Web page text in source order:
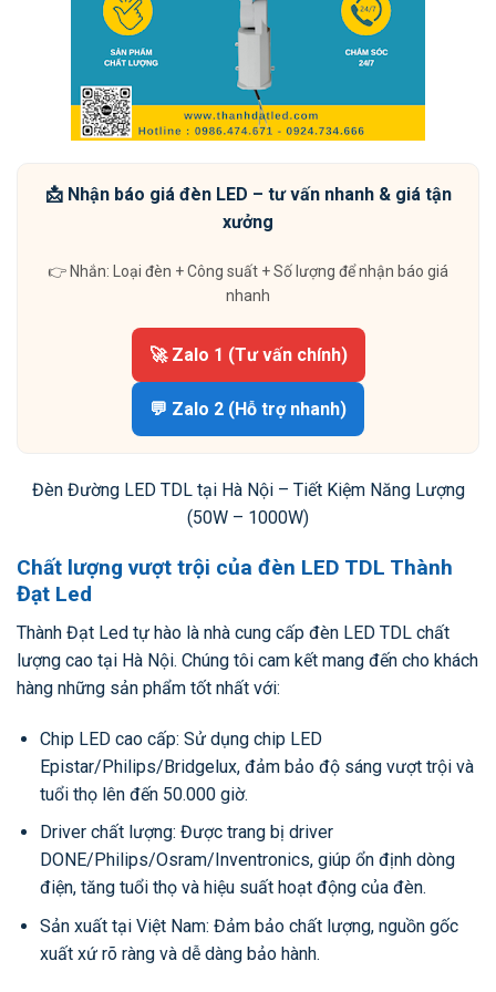
📩 Nhận báo giá đèn LED – tư vấn nhanh & giá tận
xưởng
👉 Nhắn: Loại đèn + Công suất + Số lượng để nhận báo giá
nhanh
🚀 Zalo 1 (Tư vấn chính)
💬 Zalo 2 (Hỗ trợ nhanh)
Đèn Đường LED TDL tại Hà Nội – Tiết Kiệm Năng Lượng
(50W – 1000W)
Chất lượng vượt trội của đèn LED TDL Thành
Đạt Led
Thành Đạt Led tự hào là nhà cung cấp đèn LED TDL chất
lượng cao tại Hà Nội. Chúng tôi cam kết mang đến cho khách
hàng những sản phẩm tốt nhất với:
Chip LED cao cấp: Sử dụng chip LED
Epistar/Philips/Bridgelux, đảm bảo độ sáng vượt trội và
tuổi thọ lên đến 50.000 giờ.
Driver chất lượng: Được trang bị driver
DONE/Philips/Osram/Inventronics, giúp ổn định dòng
điện, tăng tuổi thọ và hiệu suất hoạt động của đèn.
Sản xuất tại Việt Nam: Đảm bảo chất lượng, nguồn gốc
xuất xứ rõ ràng và dễ dàng bảo hành.